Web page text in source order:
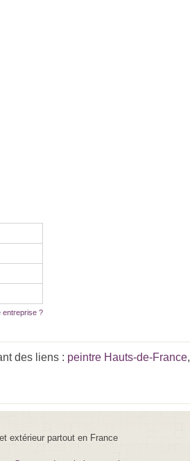
entreprise ?
des liens : peintre Hauts-de-France,
extérieur partout en France